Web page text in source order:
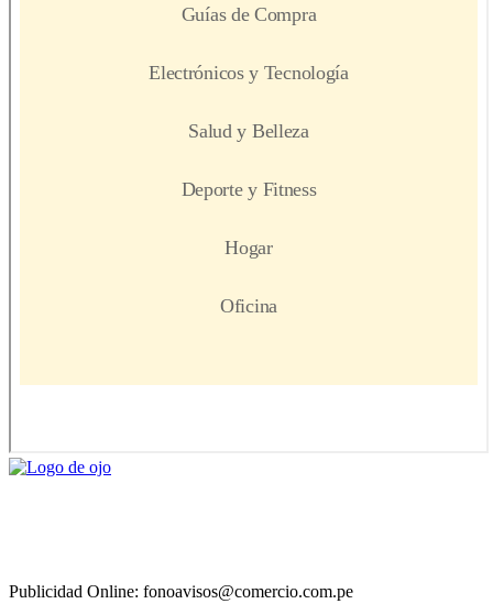
Publicidad Online: fonoavisos@comercio.com.pe